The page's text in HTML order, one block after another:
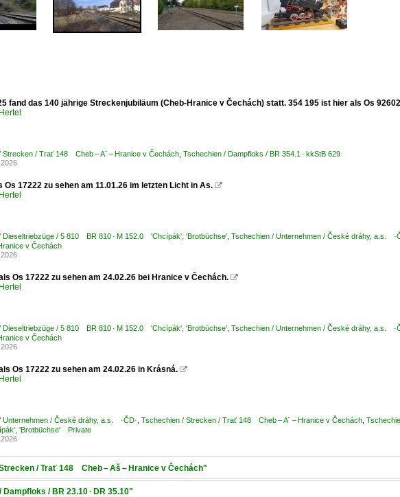
fand das 140 jährige Streckenjubiläum (Cheb-Hranice v Čechách) statt. 354 195 ist hier als Os
Strecken / Trať 148 Cheb – A¨ – Hranice v Čechách Tschechien / Dampfloks / BR 354.1 · kkStB 629
Os 17222 zu sehen am 11.01.26 im letzten Licht in As. 
Dieseltriebzüge / 5 810 BR 810 · M 152.0 'Chcípák', 'Brotbüchse' Tschechien / Unternehmen / České dráhy, a.s.
v Čechách
Os 17222 zu sehen am 24.02.26 bei Hranice v Čechách. 
Dieseltriebzüge / 5 810 BR 810 · M 152.0 'Chcípák', 'Brotbüchse' Tschechien / Unternehmen / České dráhy, a.s.
v Čechách
Os 17222 zu sehen am 24.02.26 in Krásná. 
Unternehmen / České dráhy, a.s. ·ČD· Tschechien / Strecken / Trať 148 Cheb – A¨ – Hranice v Čechách
'Brotbüchse' Private
/ Trať 148 Cheb – Aš – Hranice v Čechách"
/ BR 23.10 · DR 35.10"